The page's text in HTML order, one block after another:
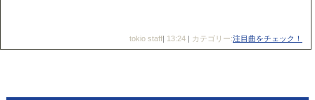
tokio staff| 13:24 | カテゴリー:注目曲をチェック！